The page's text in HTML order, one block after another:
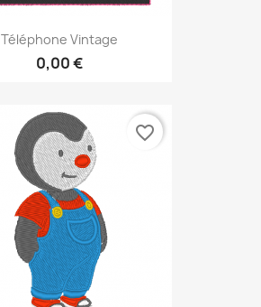
Téléphone Vintage
0,00 €
favorite_border